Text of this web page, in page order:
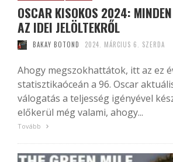
OSCAR KISOKOS 2024: MINDEN
AZ IDEI JELÖLTEKRŐL
BAKAY BOTOND 2024. MÁRCIUS 6. SZERDA
Ahogy megszokhattátok, itt az ez
statisztikaóceán a 96. Oscar
válogatás a teljesség igényével
előkerül még valami, ahogy...
Tovább